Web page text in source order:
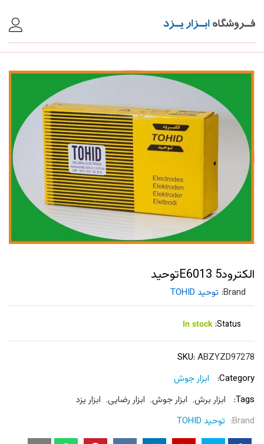
الکترودE6013 5توحید
Brand: توحید TOHID
Status:
In stock
SKU: ABZYZD97278
Category:
ابزار جوش
Tags:
ابزار برش, ابزار جوش, ابزار رضایی, ابزار یزد
Brand: توحید TOHID